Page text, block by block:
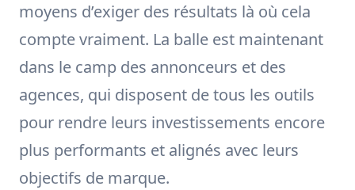
moyens d’exiger des résultats là où cela
compte vraiment. La balle est maintenant
dans le camp des annonceurs et des
agences, qui disposent de tous les outils
pour rendre leurs investissements encore
plus performants et alignés avec leurs
objectifs de marque.